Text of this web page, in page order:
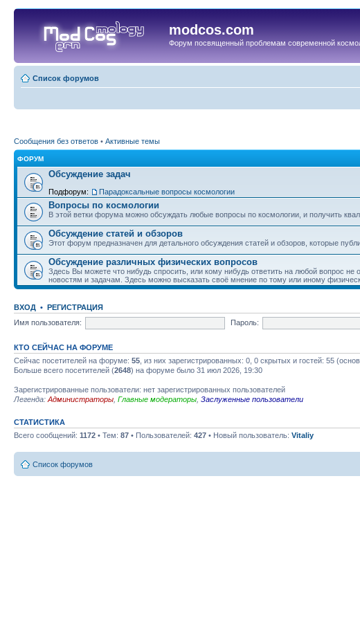
modcos.com
Форум посвященный проблемам современной
Список форумов
Сообщения без ответов • Активные темы
ФОРУМ
Обсуждение задач
Подфорум: Парадоксальные вопросы космологии
Вопросы по космологии
В этой ветки форума можно обсуждать любые вопросы по космологии, и получить
Обсуждение статей и обзоров
Этот форум предназначен для детального обсуждения статей и обзоров, которые
Обсуждение различных физических вопросов
Здесь Вы можете что нибудь спросить, или кому нибудь ответить на любой вопрос не
новостям и задачам. Здесь можно высказать своё мнение по тому или иному
ВХОД • РЕГИСТРАЦИЯ
Имя пользователя:
Пароль:
КТО СЕЙЧАС НА ФОРУМЕ
Сейчас посетителей на форуме: 55 , из них зарегистрированных: 0, 0 скрытых и гостей: 55
Больше всего посетителей (2648) на форуме было 31 июл 2026, 19:30
Зарегистрированные пользователи: нет зарегистрированных пользователей
Легенда: Администраторы Главные модераторы Заслуженные пользователи
СТАТИСТИКА
Всего сообщений: 1172 • Тем: 87 • Пользователей: 427 • Новый пользователь: Vitaliy
Список форумов